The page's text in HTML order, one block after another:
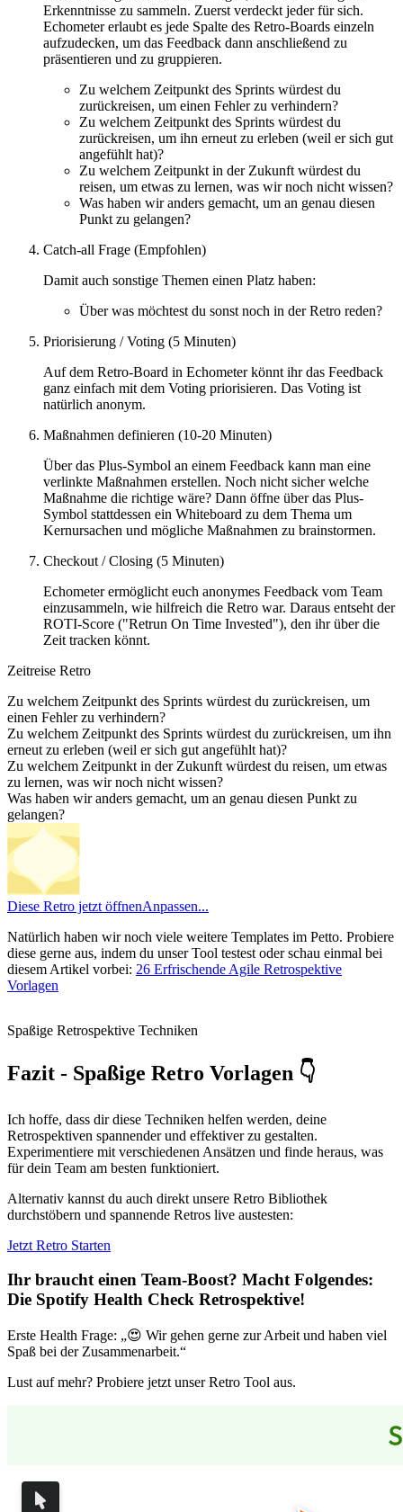
Erkenntnisse zu sammeln. Zuerst verdeckt jeder für sich.
Echometer erlaubt es jede Spalte des Retro-Boards einzeln
aufzudecken, um das Feedback dann anschließend zu
präsentieren und zu gruppieren.
Zu welchem Zeitpunkt des Sprints würdest du
zurückreisen, um einen Fehler zu verhindern?
Zu welchem Zeitpunkt des Sprints würdest du
zurückreisen, um ihn erneut zu erleben (weil er sich gut
angefühlt hat)?
Zu welchem Zeitpunkt in der Zukunft würdest du
reisen, um etwas zu lernen, was wir noch nicht wissen?
Was haben wir anders gemacht, um an genau diesen
Punkt zu gelangen?
Catch-all Frage (Empfohlen)
Damit auch sonstige Themen einen Platz haben:
Über was möchtest du sonst noch in der Retro reden?
Priorisierung / Voting (5 Minuten)
Auf dem Retro-Board in Echometer könnt ihr das Feedback
ganz einfach mit dem Voting priorisieren. Das Voting ist
natürlich anonym.
Maßnahmen definieren (10-20 Minuten)
Über das Plus-Symbol an einem Feedback kann man eine
verlinkte Maßnahmen erstellen. Noch nicht sicher welche
Maßnahme die richtige wäre? Dann öffne über das Plus-
Symbol stattdessen ein Whiteboard zu dem Thema um
Kernursachen und mögliche Maßnahmen zu brainstormen.
Checkout / Closing (5 Minuten)
Echometer ermöglicht euch anonymes Feedback vom Team
einzusammeln, wie hilfreich die Retro war. Daraus entseht der
ROTI-Score ("Retrun On Time Invested"), den ihr über die
Zeit tracken könnt.
Zeitreise Retro
Zu welchem Zeitpunkt des Sprints würdest du zurückreisen, um
einen Fehler zu verhindern?
Zu welchem Zeitpunkt des Sprints würdest du zurückreisen, um ihn
erneut zu erleben (weil er sich gut angefühlt hat)?
Zu welchem Zeitpunkt in der Zukunft würdest du reisen, um etwas
zu lernen, was wir noch nicht wissen?
Was haben wir anders gemacht, um an genau diesen Punkt zu
gelangen?
Diese Retro jetzt öffnenAnpassen...
Natürlich haben wir noch viele weitere Templates im Petto. Probiere
diese gerne aus, indem du unser Tool testest oder schau einmal bei
diesem Artikel vorbei: 26 Erfrischende Agile Retrospektive
Vorlagen
Spaßige Retrospektive Techniken
Fazit - Spaßige Retro Vorlagen 👇
Ich hoffe, dass dir diese Techniken helfen werden, deine
Retrospektiven spannender und effektiver zu gestalten.
Experimentiere mit verschiedenen Ansätzen und finde heraus, was
für dein Team am besten funktioniert.
Alternativ kannst du auch direkt unsere Retro Bibliothek
durchstöbern und spannende Retros live austesten:
Jetzt Retro Starten
Ihr braucht einen Team-Boost? Macht Folgendes:
Die Spotify Health Check Retrospektive!
Erste Health Frage: „😍 Wir gehen gerne zur Arbeit und haben viel
Spaß bei der Zusammenarbeit.“
Lust auf mehr? Probiere jetzt unser Retro Tool aus.